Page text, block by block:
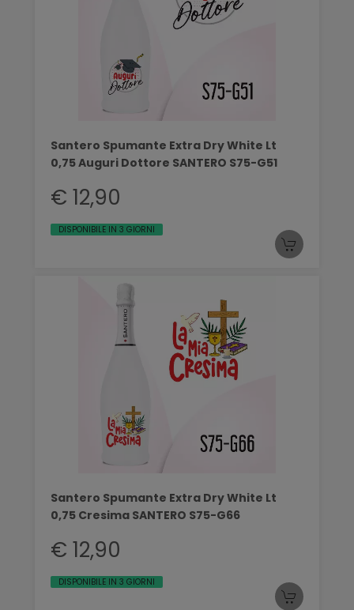
Santero Spumante Extra Dry White Lt
0,75 Auguri Dottore SANTERO S75-G51
€ 12,90
DISPONIBILE IN 3 GIORNI
Santero Spumante Extra Dry White Lt
0,75 Cresima SANTERO S75-G66
€ 12,90
DISPONIBILE IN 3 GIORNI